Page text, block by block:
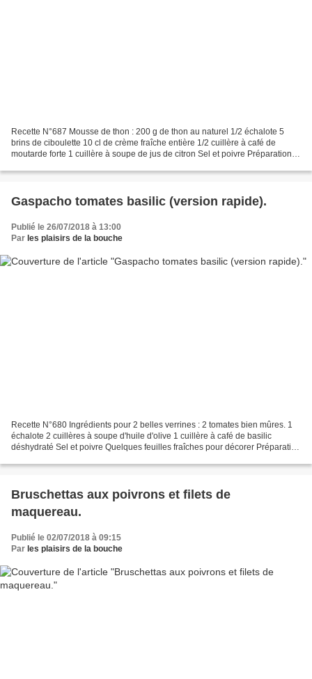
Recette N°687 Mousse de thon : 200 g de thon au naturel 1/2 échalote 5
brins de ciboulette 10 cl de crème fraîche entière 1/2 cuillère à café de
moutarde forte 1 cuillère à soupe de jus de citron Sel et poivre Préparation
Gaspacho tomates basilic (version rapide).
Publié le 26/07/2018 à 13:00
Par les plaisirs de la bouche
Recette N°680 Ingrédients pour 2 belles verrines : 2 tomates bien mûres. 1
échalote 2 cuillères à soupe d'huile d'olive 1 cuillère à café de basilic
déshydraté Sel et poivre Quelques feuilles fraîches pour décorer Préparation
Bruschettas aux poivrons et filets de
maquereau.
Publié le 02/07/2018 à 09:15
Par les plaisirs de la bouche